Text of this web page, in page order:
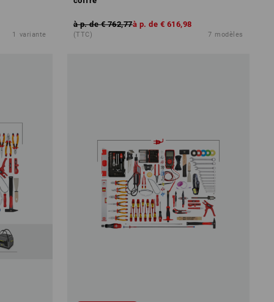
1 variante
à p. de € 762,77à p. de € 616,98
(TTC) 7 modèles